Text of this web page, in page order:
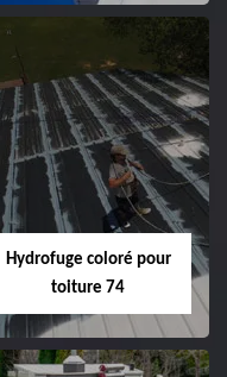
Hydrofuge coloré pour
toiture 74